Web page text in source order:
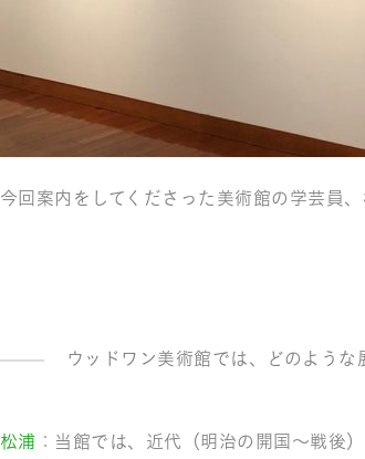
今回案内をしてくださった美術館の学芸員、
ウッドワン美術館では、どのような
松浦 ：当館では、近代（明治の開国～戦後